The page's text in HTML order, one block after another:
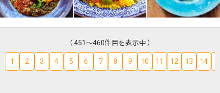
（ 451～460件目を表示中 ）
1 2 3 4 5 6 7 8 9 10 11 12 13 14